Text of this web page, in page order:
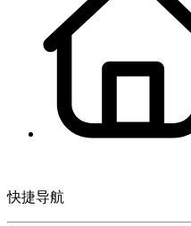
快捷导航